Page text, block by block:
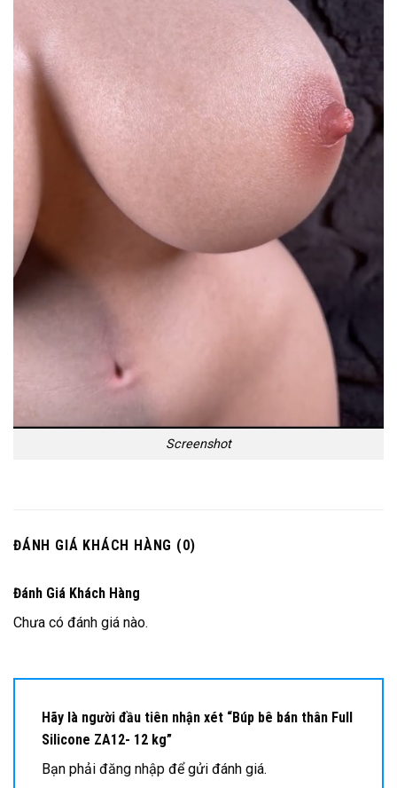
Screenshot
ĐÁNH GIÁ KHÁCH HÀNG (0)
Đánh Giá Khách Hàng
Chưa có đánh giá nào.
Hãy là người đầu tiên nhận xét “Búp bê bán thân Full
Silicone ZA12- 12 kg”
Bạn phải đăng nhập để gửi đánh giá.